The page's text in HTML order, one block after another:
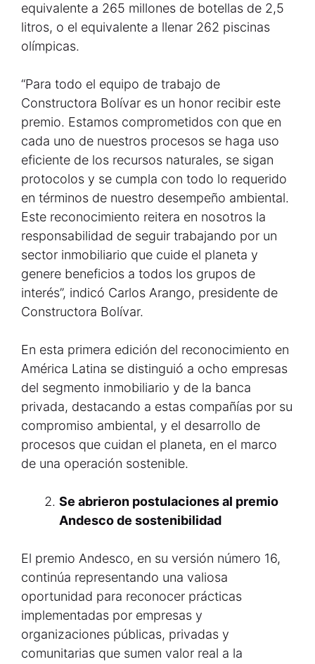
equivalente a 265 millones de botellas de 2,5
litros, o el equivalente a llenar 262 piscinas
olímpicas.
“Para todo el equipo de trabajo de
Constructora Bolívar es un honor recibir este
premio. Estamos comprometidos con que en
cada uno de nuestros procesos se haga uso
eficiente de los recursos naturales, se sigan
protocolos y se cumpla con todo lo requerido
en términos de nuestro desempeño ambiental.
Este reconocimiento reitera en nosotros la
responsabilidad de seguir trabajando por un
sector inmobiliario que cuide el planeta y
genere beneficios a todos los grupos de
interés”, indicó Carlos Arango, presidente de
Constructora Bolívar.
En esta primera edición del reconocimiento en
América Latina se distinguió a ocho empresas
del segmento inmobiliario y de la banca
privada, destacando a estas compañías por su
compromiso ambiental, y el desarrollo de
procesos que cuidan el planeta, en el marco
de una operación sostenible.
Se abrieron postulaciones al premio
Andesco de sostenibilidad
El premio Andesco, en su versión número 16,
continúa representando una valiosa
oportunidad para reconocer prácticas
implementadas por empresas y
organizaciones públicas, privadas y
comunitarias que sumen valor real a la